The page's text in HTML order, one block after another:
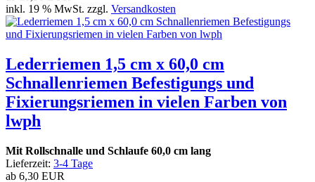
inkl. 19 % MwSt. zzgl. Versandkosten
Lederriemen 1,5 cm x 60,0 cm
Schnallenriemen Befestigungs und
Fixierungsriemen in vielen Farben von
lwph
Mit Rollschnalle und Schlaufe 60,0 cm lang
Lieferzeit: 3-4 Tage
ab 6,30 EUR